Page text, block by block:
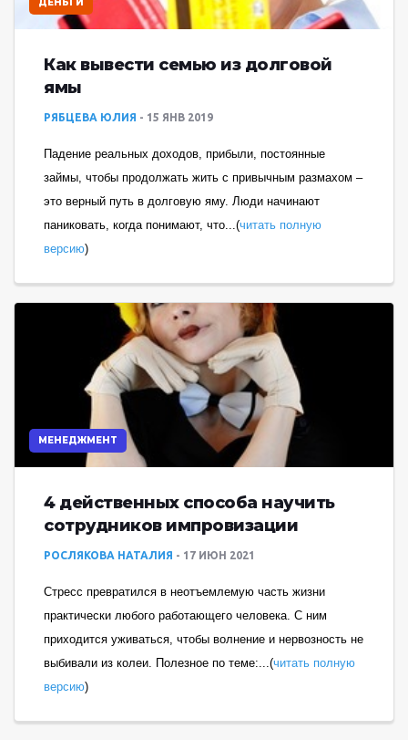
Как вывести семью из долговой
ямы
РЯБЦЕВА ЮЛИЯ 15 ЯНВ 2019
Падение реальных доходов, прибыли, постоянные
займы, чтобы продолжать жить с привычным размахом –
это верный путь в долговую яму. Люди начинают
паниковать, когда понимают, что...(читать полную
версию)
МЕНЕДЖМЕНТ
4 действенных способа научить
сотрудников импровизации
РОСЛЯКОВА НАТАЛИЯ 17 ИЮН 2021
Стресс превратился в неотъемлемую часть жизни
практически любого работающего человека. С ним
приходится уживаться, чтобы волнение и нервозность не
выбивали из колеи. Полезное по теме:...(читать полную
версию)